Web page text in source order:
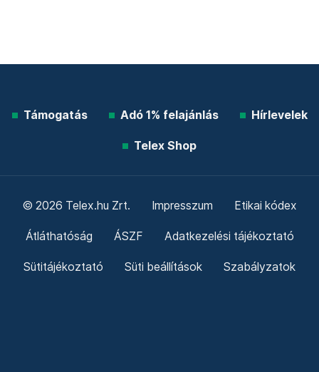
Támogatás Adó 1% felajánlás Hírlevelek
Telex Shop
© 2026 Telex.hu Zrt. Impresszum Etikai kódex
Átláthatóság ÁSZF Adatkezelési tájékoztató
Sütitájékoztató Süti beállítások Szabályzatok